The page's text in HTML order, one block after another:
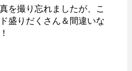
を撮り忘れましたが、こ
盛りだくさん＆間違いな